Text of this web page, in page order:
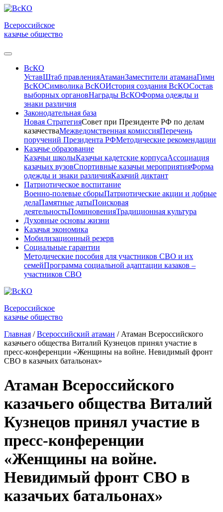
Всероссийское
казачье общество
ВсКО
УставШтаб правленияАтаманЗаместители атаманаГимн
ВсКОСимволика ВсКОИстория создания ВсКОСостав
выборных органовНаграды ВсКОФорма одежды и
знаки различия
Законодательная база
Новая СтратегияСовет при Президенте РФ по делам
казачестваМежведомственная комиссияПеречень
поручений Президента РФМетодические рекомендации
Казачье образование
Казачьи школыКазачьи кадетские корпусаАссоциация
казачьих вузовСпортивные казачьи мероприятияФорма
одежды и знаки различияКазачий диктант
Патриотическое воспитание
Военно-полевые сборыПатриотические акции и добрые
делаПамятные датыПоисковая
деятельностьПоминовенияТрадиционная культура
Духовные основы жизни
Казачья экономика
Мобилизационный резерв
Социальные гарантии
Методические пособия для участников СВО и их
семейПрограмма социальной адаптации казаков –
участников СВО
Всероссийское
казачье общество
Главная / Всероссийский атаман / Атаман Всероссийского
казачьего общества Виталий Кузнецов принял участие в
пресс-конференции «Женщины на войне. Невидимый фронт
СВО в казачьих батальонах»
Атаман Всероссийского
казачьего общества Виталий
Кузнецов принял участие в
пресс-конференции
«Женщины на войне.
Невидимый фронт СВО в
казачьих батальонах»